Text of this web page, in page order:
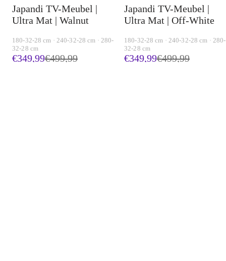
Japandi TV-Meubel |
Ultra Mat | Walnut
180-32-28 cm · 240-32-28 cm · 280-
32-28 cm
€349,99€499,99
Japandi TV-Meubel |
Ultra Mat | Off-White
180-32-28 cm · 240-32-28 cm · 280-
32-28 cm
€349,99€499,99